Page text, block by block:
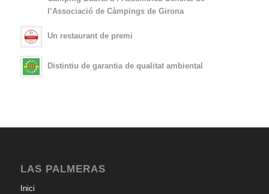
l’Associació de Càmpings de Girona
Un restaurant de premi
Distintiu de garantia de qualitat ambiental
LAS PALMERAS
Inici